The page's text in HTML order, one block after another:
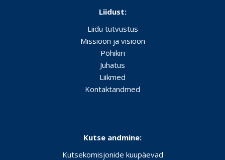
Liidust:
Liidu tutvustus
Missioon ja visioon
Põhikiri
Juhatus
Liikmed
Kontaktandmed
Kutse andmine:
Kutsekomisjonide kuupäevad